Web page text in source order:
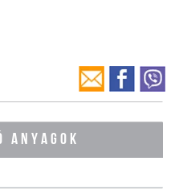
ANYAGOK